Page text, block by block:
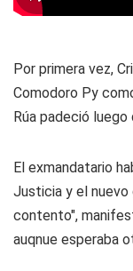
Por primera vez,
Comodoro Py
Rúa padeció luego
El exmandatario
Justicia y el
contento",
auqnue esperaba